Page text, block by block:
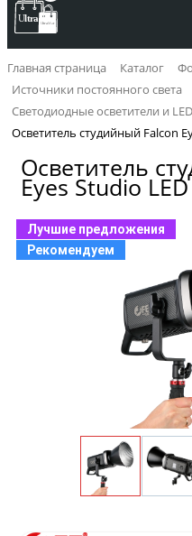
Главная страница Каталог
Источники постоянного света
Светодиодные осветители и
Осветитель студийный Falcon
Осветитель
Eyes Studio
Лучшие предложения
Рекомендуем